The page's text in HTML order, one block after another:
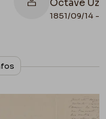
Octave
1851/09/14 -
Collationnage
Autographe
royale de